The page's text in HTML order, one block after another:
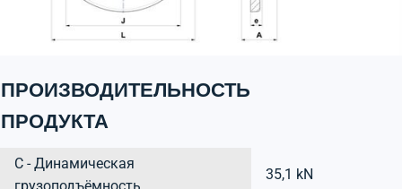
ПРОИЗВОДИТЕЛЬНОСТЬ
ПРОДУКТА
C - Динамическая
грузоподъёмность
35,1 kN